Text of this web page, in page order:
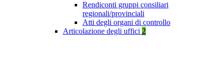
Rendiconti gruppi consiliari
regionali/provinciali
Atti degli organi di controllo
Articolazione degli uffici 2